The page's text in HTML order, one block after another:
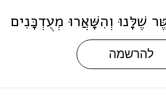
שֶׁלָּנוּ וְהִשָּׁאֲרוּ מְעֻדְכָּנִים